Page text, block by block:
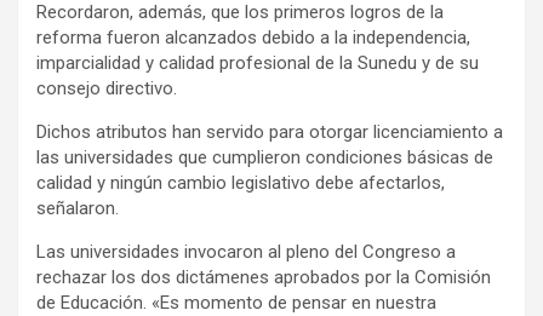
Recordaron, además, que los primeros logros de la
reforma fueron alcanzados debido a la independencia,
imparcialidad y calidad profesional de la Sunedu y de su
consejo directivo.
Dichos atributos han servido para otorgar licenciamiento a
las universidades que cumplieron condiciones básicas de
calidad y ningún cambio legislativo debe afectarlos,
señalaron.
Las universidades invocaron al pleno del Congreso a
rechazar los dos dictámenes aprobados por la Comisión
de Educación. «Es momento de pensar en nuestra